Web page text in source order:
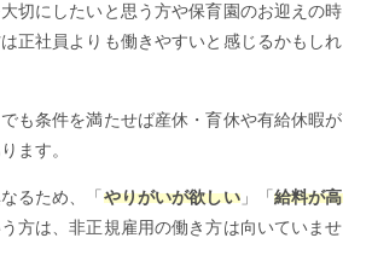
切にしたいと思う方や保育園のお迎えの時
正社員よりも働きやすいと感じるかもしれ
も条件を満たせば産休・育休や有給休暇が
ます。
るため、「 やりがいが欲しい」「給料が高
う方は、非正規雇用の働き方は向いていませ